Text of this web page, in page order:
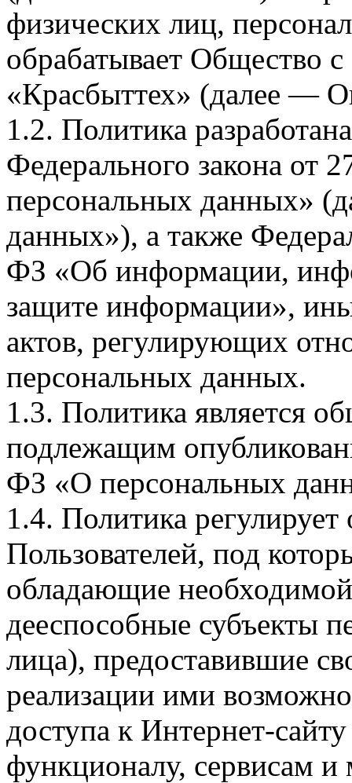
физических лиц,
обрабатывает Общество
«Красбыттех» (далее —
1.2. Политика
Федерального закона
персональных данных»
данных»), а также
ФЗ «Об информации,
защите информации»,
актов, регулирующих
персональных данных.
1.3. Политика является
подлежащим
ФЗ «О персональных
1.4. Политика
Пользователей, под
обладающие
дееспособные субъекты
лица), предоставившие
реализации ими
доступа к Интернет-
функционалу, сервисам и